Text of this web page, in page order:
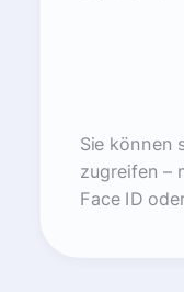
Sie können
zugreifen –
Face ID